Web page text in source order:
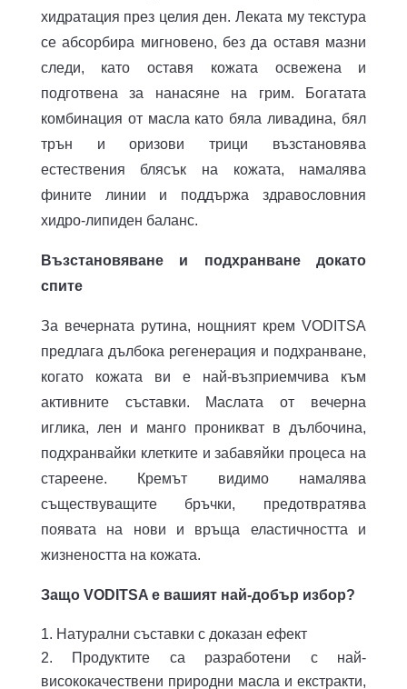
хидратация през целия ден. Леката му текстура
се абсорбира мигновено, без да оставя мазни
следи, като оставя кожата освежена и
подготвена за нанасяне на грим. Богатата
комбинация от масла като бяла ливадина, бял
трън и оризови трици възстановява
естествения блясък на кожата, намалява
фините линии и поддържа здравословния
хидро-липиден баланс.
Възстановяване и подхранване докато
спите
За вечерната рутина, нощният крем VODITSA
предлага дълбока регенерация и подхранване,
когато кожата ви е най-възприемчива към
активните съставки. Маслата от вечерна
иглика, лен и манго проникват в дълбочина,
подхранвайки клетките и забавяйки процеса на
стареене. Кремът видимо намалява
съществуващите бръчки, предотвратява
появата на нови и връща еластичността и
жизнеността на кожата.
Защо VODITSA е вашият най-добър избор?
Натурални съставки с доказан ефект
Продуктите са разработени с най-
висококачествени природни масла и екстракти,